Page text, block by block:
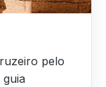
pelo
guia